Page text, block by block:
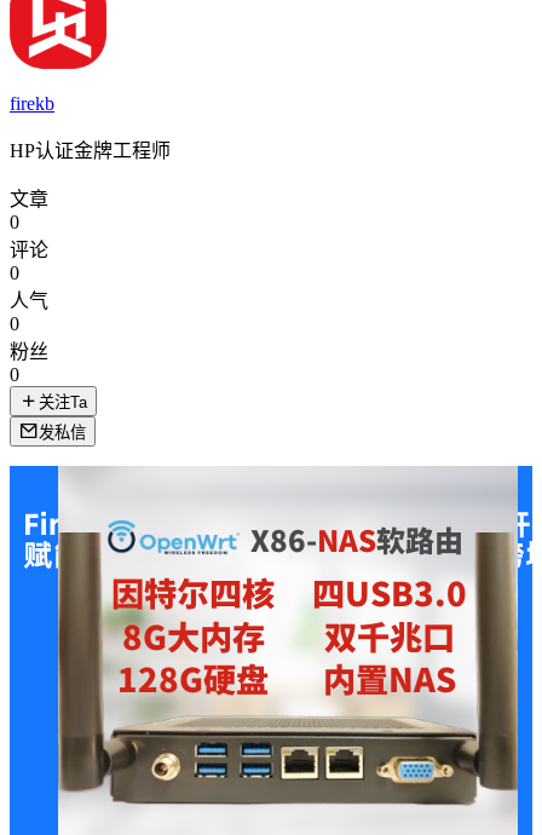
firekb
HP认证金牌工程师
文章
0
评论
0
人气
0
粉丝
0
关注Ta
发私信